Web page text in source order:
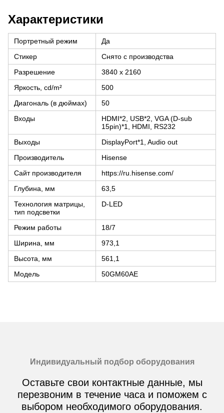
Характеристики
Портретный режим
Да
Стикер
Снято с производства
Разрешение
3840 x 2160
Яркость, cd/m²
500
Диагональ (в дюймах)
50
Входы
HDMI*2, USB*2, VGA (D-sub
15pin)*1, HDMI, RS232
Выходы
DisplayPort*1, Audio out
Производитель
Hisense
Сайт производителя
https://ru.hisense.com/
Глубина, мм
63,5
Технология матрицы,
тип подсветки
D-LED
Режим работы
18/7
Ширина, мм
973,1
Высота, мм
561,1
Модель
50GM60AE
Индивидуальный подбор оборудования
Оставьте свои контактные данные, мы
перезвоним в течение часа и поможем с
выбором необходимого оборудования.